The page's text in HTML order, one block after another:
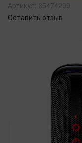
Артикул: 35474299
Оставить отзыв